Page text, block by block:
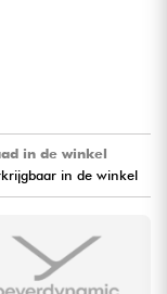
in de winkel
in de winkel